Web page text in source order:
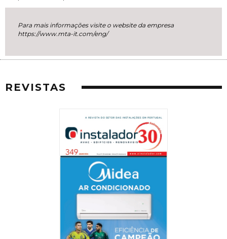
Para mais informações visite o website da empresa
https://www.mta-it.com/eng/
REVISTAS